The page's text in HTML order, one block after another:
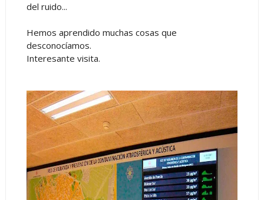
del ruido...
Hemos aprendido muchas cosas que
desconocíamos.
Interesante visita.